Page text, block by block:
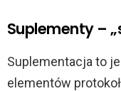
Suplementy –
Suplementacja to
elementów